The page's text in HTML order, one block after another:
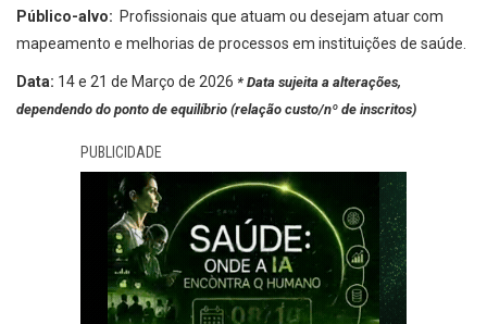
Público-alvo: Profissionais que atuam ou desejam atuar com
mapeamento e melhorias de processos em instituições de saúde.
Data: 14 e 21 de Março de 2026 * Data sujeita a alterações,
dependendo do ponto de equilíbrio (relação custo/nº de inscritos)
PUBLICIDADE